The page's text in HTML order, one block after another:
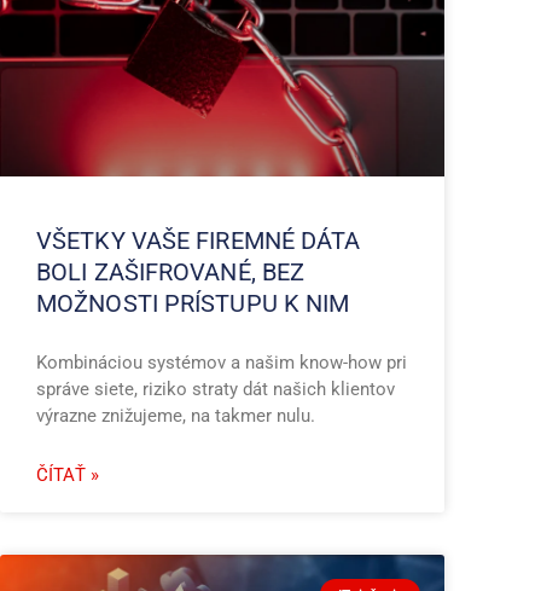
VŠETKY VAŠE FIREMNÉ DÁTA
BOLI ZAŠIFROVANÉ, BEZ
MOŽNOSTI PRÍSTUPU K NIM
Kombináciou systémov a našim know-how pri
správe siete, riziko straty dát našich klientov
výrazne znižujeme, na takmer nulu.
ČÍTAŤ »